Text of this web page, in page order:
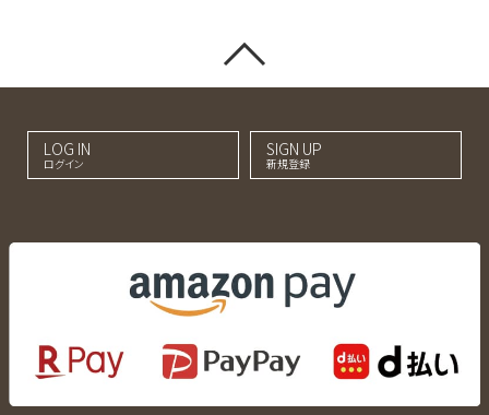
LOG IN
ログイン
SIGN UP
新規登録